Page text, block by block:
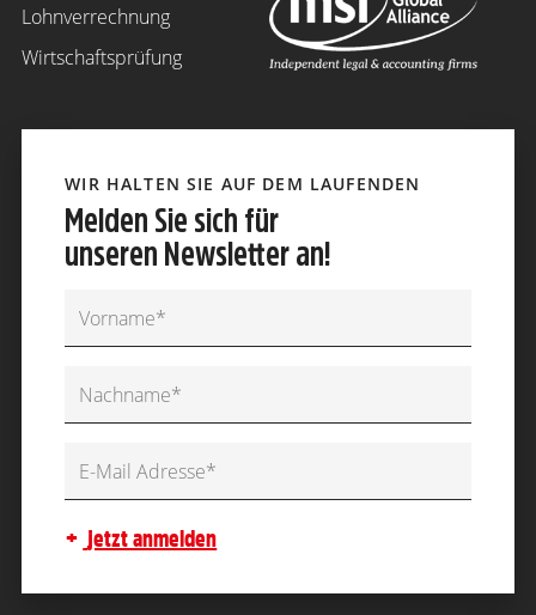
Lohnverrechnung
Wirtschaftsprüfung
WIR HALTEN SIE AUF DEM LAUFENDEN
Melden Sie sich für
unseren Newsletter an!
jetzt anmelden